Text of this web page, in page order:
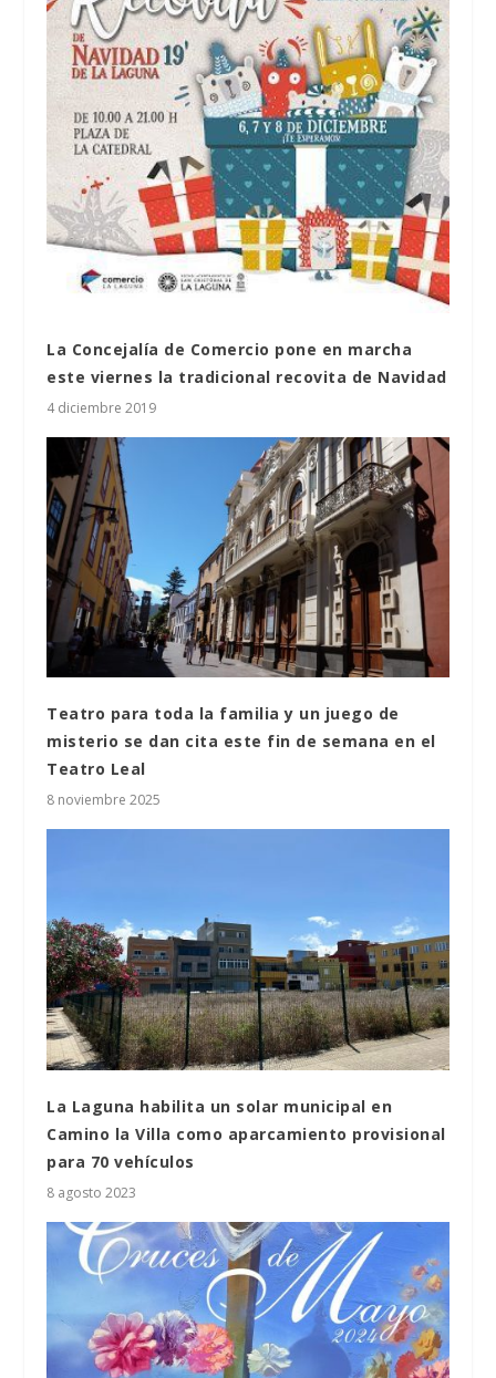
La Concejalía de Comercio pone en marcha
este viernes la tradicional recovita de Navidad
4 diciembre 2019
Teatro para toda la familia y un juego de
misterio se dan cita este fin de semana en el
Teatro Leal
8 noviembre 2025
La Laguna habilita un solar municipal en
Camino la Villa como aparcamiento provisional
para 70 vehículos
8 agosto 2023